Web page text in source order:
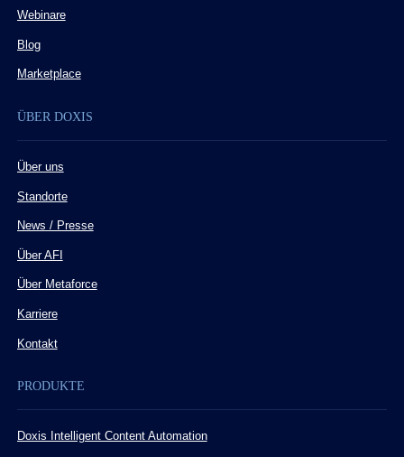
Webinare
Blog
Marketplace
ÜBER DOXIS
Über uns
Standorte
News / Presse
Über AFI
Über Metaforce
Karriere
Kontakt
PRODUKTE
Doxis Intelligent Content Automation